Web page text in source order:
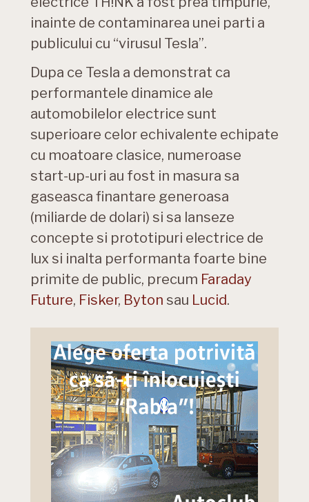
inainte de contaminarea unei parti a
publicului cu “virusul Tesla”.
Dupa ce Tesla a demonstrat ca
performantele dinamice ale
automobilelor electrice sunt
superioare celor echivalente echipate
cu moatoare clasice, numeroase
start-up-uri au fost in masura sa
gaseasca finantare generoasa
(miliarde de dolari) si sa lanseze
concepte si prototipuri electrice de
lux si inalta performanta foarte bine
primite de public, precum Faraday
Future, Fisker, Byton sau Lucid.